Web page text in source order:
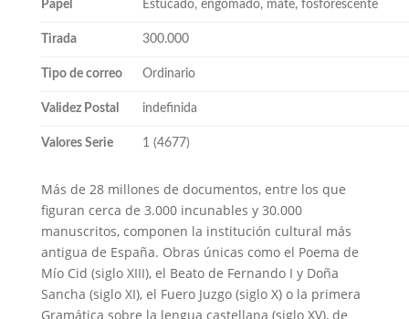
Papel Estucado, engomado, mate, fosforescente
Tirada 300.000
Tipo de correo Ordinario
Validez Postal indefinida
Valores Serie 1 (4677)
Más de 28 millones de documentos, entre los que
figuran cerca de 3.000 incunables y 30.000
manuscritos, componen la institución cultural más
antigua de España. Obras únicas como el Poema de
Mío Cid (siglo XIII), el Beato de Fernando I y Doña
Sancha (siglo XI), el Fuero Juzgo (siglo X) o la primera
Gramática sobre la lengua castellana (siglo XV), de